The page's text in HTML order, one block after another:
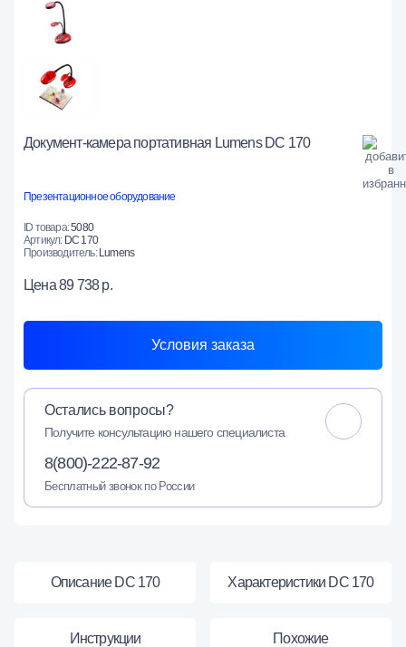
Документ-камера портативная Lumens DC 170
Презентационное оборудование
ID товара:5080
Артикул: DC 170
Производитель:Lumens
Цена89 738 р.
Условия заказа
Остались вопросы?
Получите консультацию нашего специалиста
8(800)-222-87-92
Бесплатный звонок по России
Описание DC 170 Характеристики DC 170
Инструкции Похожие